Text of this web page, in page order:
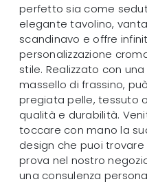
perfetto sia come
elegante tavolino,
scandinavo e offre
personalizzazione
stile. Realizzato con
massello di frassino,
pregiata pelle, tessuto
qualità e durabilità.
toccare con mano la
design che puoi
prova nel nostro
una consulenza